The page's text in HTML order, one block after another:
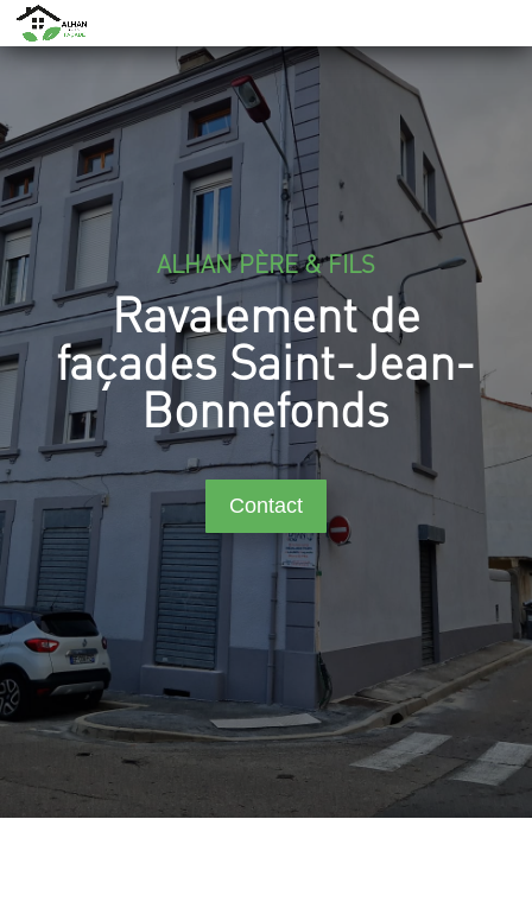
ALHAN PÈRE & FILS
Ravalement de
façades Saint-Jean-
Bonnefonds
Contact